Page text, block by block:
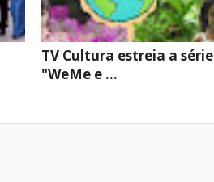
TV Cultura estreia a série
"WeMe e ...